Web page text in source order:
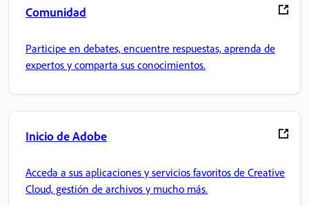
Comunidad
Participe en debates, encuentre respuestas, aprenda de
expertos y comparta sus conocimientos.
Inicio de Adobe
Acceda a sus aplicaciones y servicios favoritos de Creative
Cloud, gestión de archivos y mucho más.